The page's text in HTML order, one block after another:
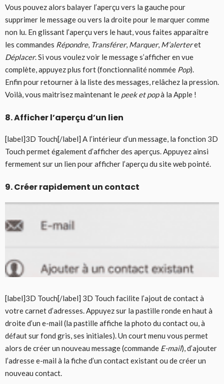
Vous pouvez alors balayer l’aperçu vers la gauche pour
supprimer le message ou vers la droite pour le marquer comme
non lu. En glissant l’aperçu vers le haut, vous faites apparaître
les commandes Répondre, Transférer, Marquer, M’alerteret
Déplacer. Si vous voulez voir le message s’afficher en vue
complète, appuyez plus fort (fonctionnalité nommée Pop).
Enfin pour retourner à la liste des messages, relâchez la pression.
Voilà, vous maitrisez maintenant le peek et popà la Apple !
8. Afficher l’aperçu d’un lien
[label]3D Touch[/label] A l’intérieur d’un message, la fonction 3D
Touch permet également d’afficher des aperçus. Appuyez ainsi
fermement sur un lien pour afficher l’aperçu du site web pointé.
9. Créer rapidement un contact
[label]3D Touch[/label] 3D Touch facilite l’ajout de contact à
votre carnet d’adresses. Appuyez sur la pastille ronde en haut à
droite d’un e-mail (la pastille affiche la photo du contact ou, à
défaut sur fond gris, ses initiales). Un court menu vous permet
alors de créer un nouveau message (commande E-mail), d’ajouter
l’adresse e-mail à la fiche d’un contact existant ou de créer un
nouveau contact.